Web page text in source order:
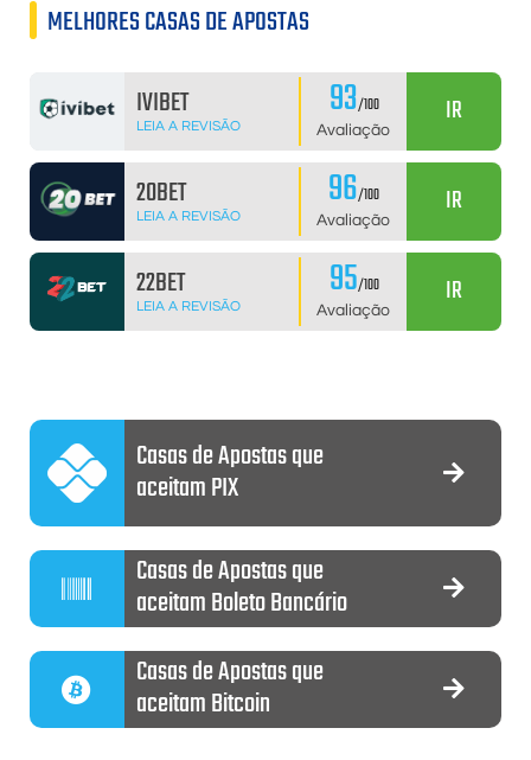
MELHORES CASAS DE APOSTAS
IVIBET
LEIA A REVISÃO 93/100
Avaliação
IR
20BET
LEIA A REVISÃO 96/100
Avaliação
IR
22BET
LEIA A REVISÃO 95/100
Avaliação
IR
Casas de Apostas que
aceitam PIX
Casas de Apostas que
aceitam Boleto Bancário
Casas de Apostas que
aceitam Bitcoin